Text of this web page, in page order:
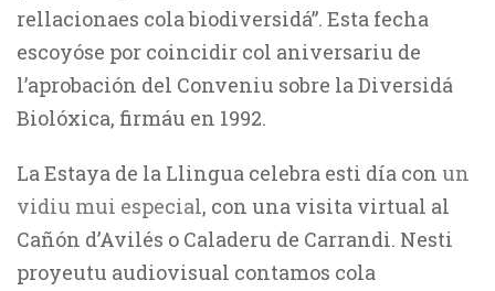
rellacionaes cola biodiversidá”. Esta fecha
escoyóse por coincidir col aniversariu de
l’aprobación del Conveniu sobre la Diversidá
Biolóxica, firmáu en 1992.
La Estaya de la Llingua celebra esti día con un
vidiu mui especial, con una visita virtual al
Cañón d’Avilés o Caladeru de Carrandi. Nesti
proyeutu audiovisual contamos cola